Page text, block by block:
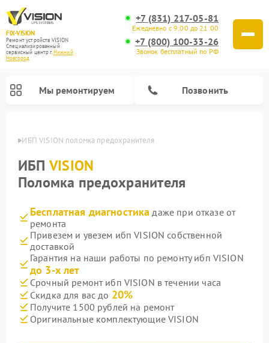
FIX-VISION
Ремонт устройств VISION
Специализированный
cервисный центр г.Нижний
Новгород
+7 (831) 217-05-81
Ежедневно с 9:00 до 21:00
+7 (800) 100-33-26
Звонок бесплатный по РФ
Мы ремонтируем Позвонить
ИБП VISION поломка предохранителя
ИБП VISION
Поломка предохранителя
Бесплатная диагностика даже при отказе от
ремонта
Привезем и увезем ибп VISION собственной
доставкой
Гарантия на наши работы по ремонту ибп VISION
до 3-х лет
Срочный ремонт ибп VISION в течении часа
Скидка для вас до 20%
Получите 1500 рублей на ремонт
Оригинальные комплектующие VISION